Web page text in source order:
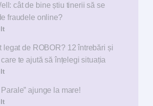
cât de bine știu tinerii să se
fraudele online?
legat de ROBOR? 12 întrebări și
te ajută să înțelegi situația
Parale” ajunge la mare!